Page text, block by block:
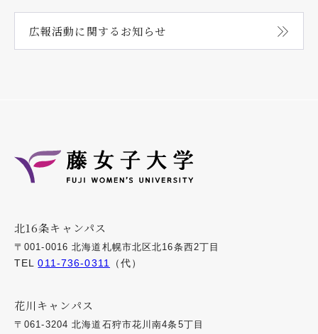
広報活動に関する お知らせ
北16条キャンパス
〒001-0016 北海道札幌市北区北16条西2丁目
TEL011-736-0311 （代）
花川キャンパス
〒061-3204 北海道石狩市花川南4条5丁目